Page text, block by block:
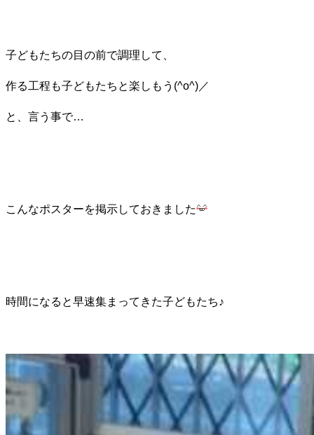
子どもたちの目の前で調理して、
作る工程も子どもたちと楽しもう(^o^)／
と、言う事で…
こんなポスターを掲示しておきました
時間になると早速集まってきた子どもたち♪